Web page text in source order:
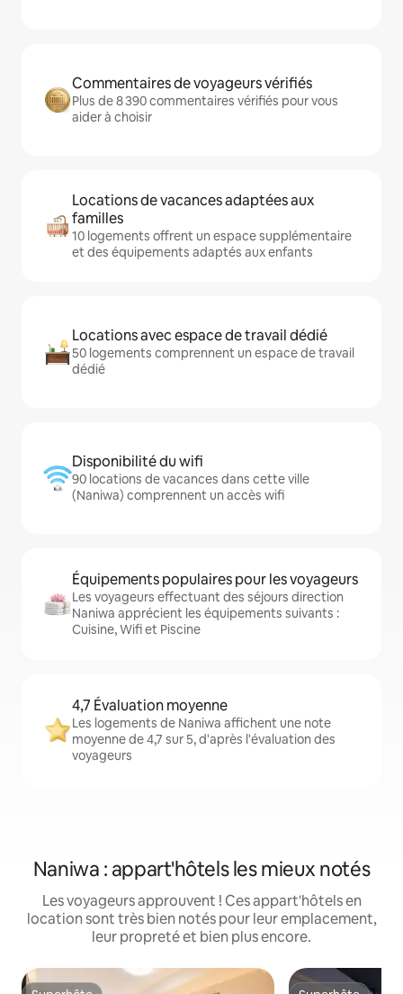
Commentaires de voyageurs vérifiés
Plus de 8 390 commentaires vérifiés pour vous
aider à choisir
Locations de vacances adaptées aux
familles
10 logements offrent un espace supplémentaire
et des équipements adaptés aux enfants
Locations avec espace de travail dédié
50 logements comprennent un espace de travail
dédié
Disponibilité du wifi
90 locations de vacances dans cette ville
(Naniwa) comprennent un accès wifi
Équipements populaires pour les voyageurs
Les voyageurs effectuant des séjours direction
Naniwa apprécient les équipements suivants :
Cuisine, Wifi et Piscine
4,7 Évaluation moyenne
Les logements de Naniwa affichent une note
moyenne de 4,7 sur 5, d'après l'évaluation des
voyageurs
Naniwa : appart'hôtels les mieux notés
Les voyageurs approuvent ! Ces appart'hôtels en
location sont très bien notés pour leur emplacement,
leur propreté et bien plus encore.